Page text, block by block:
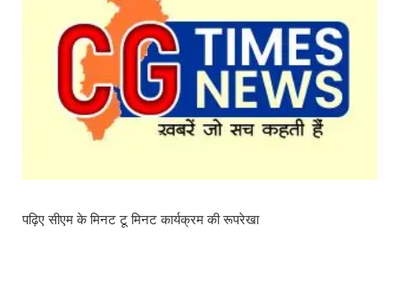
पढ़िए सीएम के मिनट टू मिनट कार्यक्रम की रूपरेखा